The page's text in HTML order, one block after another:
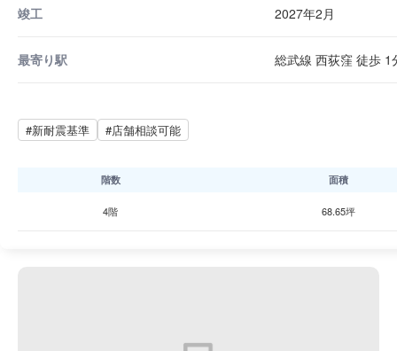
竣工 2027年2月
最寄り駅 総武線 西荻窪 徒歩 1
#新耐震基準 #店舗相談可能
階数 面積
4階 68.65坪